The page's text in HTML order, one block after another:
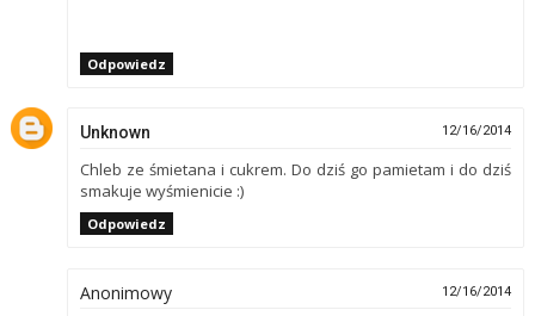
Odpowiedz
Unknown 12/16/2014
Chleb ze śmietana i cukrem. Do dziś go pamietam i do dziś
smakuje wyśmienicie :)
Odpowiedz
Anonimowy 12/16/2014